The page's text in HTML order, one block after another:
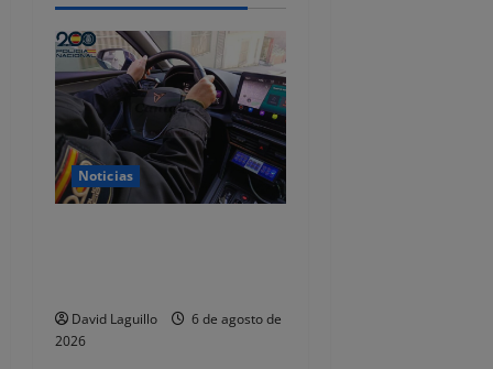
i
ó
n
d
e
n
t
Noticias
David Laguillo
6 de agosto de
2026